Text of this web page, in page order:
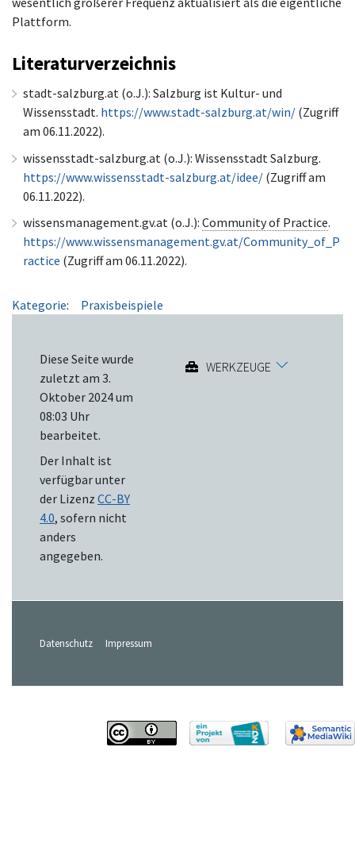
Plattform.
Literaturverzeichnis
stadt-salzburg.at (o.J.): Salzburg ist Kultur- und
Wissensstadt. https://www.stadt-salzburg.at/win/ (Zugriff
am 06.11.2022).
wissensstadt-salzburg.at (o.J.): Wissensstadt Salzburg.
https://www.wissensstadt-salzburg.at/idee/ (Zugriff am
06.11.2022).
wissensmanagement.gv.at (o.J.): Community of Practice.
https://www.wissensmanagement.gv.at/Community_of_P
ractice (Zugriff am 06.11.2022).
Kategorie: Praxisbeispiele
Diese Seite wurde
zuletzt am 3.
Oktober 2024 um
08:03 Uhr
bearbeitet.
Der Inhalt ist
verfügbar unter
der Lizenz CC-BY
4.0, sofern nicht
anders
angegeben.
WERKZEUGE
Datenschutz Impressum